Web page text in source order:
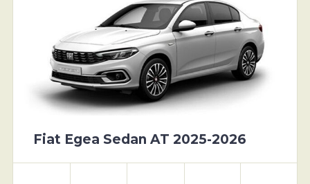
Fiat Egea Sedan AT 2025-2026